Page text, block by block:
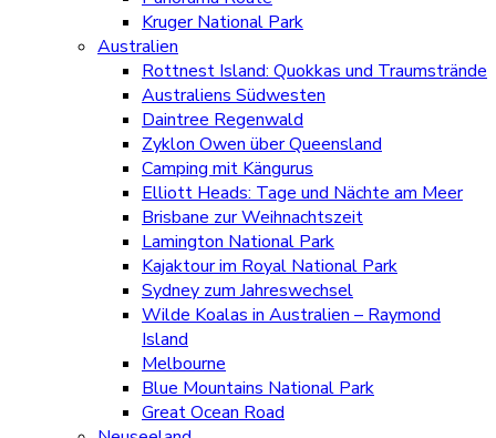
Kruger National Park
Australien
Rottnest Island: Quokkas und Traumstrände
Australiens Südwesten
Daintree Regenwald
Zyklon Owen über Queensland
Camping mit Kängurus
Elliott Heads: Tage und Nächte am Meer
Brisbane zur Weihnachtszeit
Lamington National Park
Kajaktour im Royal National Park
Sydney zum Jahreswechsel
Wilde Koalas in Australien – Raymond
Island
Melbourne
Blue Mountains National Park
Great Ocean Road